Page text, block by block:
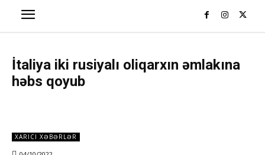
İtaliya iki rusiyalı oliqarxın əmlakına
həbs qoyub
XARICI XƏBƏRLƏR